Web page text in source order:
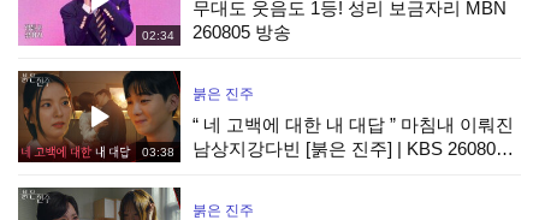
02:34
무대도 웃음도 1등! 성리 보금자리 MBN
260805 방송
03:38
붉은 진주
“ 네 고백에 대한 내 대답 ” 마침내 이뤄진
남상지강다빈 [붉은 진주] | KBS 260807
붉은 진주